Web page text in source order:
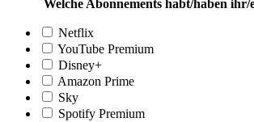
Welche Abonnements habt/haben
Netflix
YouTube Premium
Disney+
Amazon Prime
Sky
Spotify Premium